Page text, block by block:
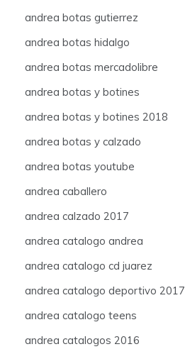
andrea botas gutierrez
andrea botas hidalgo
andrea botas mercadolibre
andrea botas y botines
andrea botas y botines 2018
andrea botas y calzado
andrea botas youtube
andrea caballero
andrea calzado 2017
andrea catalogo andrea
andrea catalogo cd juarez
andrea catalogo deportivo 2017
andrea catalogo teens
andrea catalogos 2016